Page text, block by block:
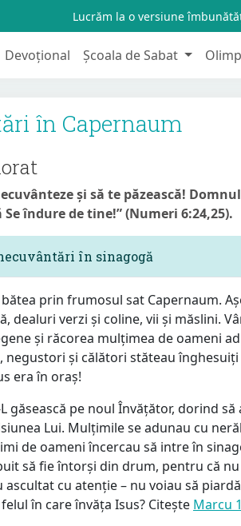
Lucrăm la o versiune
Devoțional Școala de Sabat
în Capernaum
și să te păzească!
îndure de tine!” (Numeri 6:24,25).
în sinagogă
prin frumosul sat Capernaum.
dealuri verzi și coline, vii și măslini.
și răcorea mulțimea de oameni
negustori și călători stăteau
era în oraș!
găsească pe noul Învățător, dorind
Lui. Mulțimile se adunau cu
de oameni încercau să intre în
să fie întorși din drum, pentru că nu
cu atenție – nu voiau să
în care învăța Isus? Citește Marcu